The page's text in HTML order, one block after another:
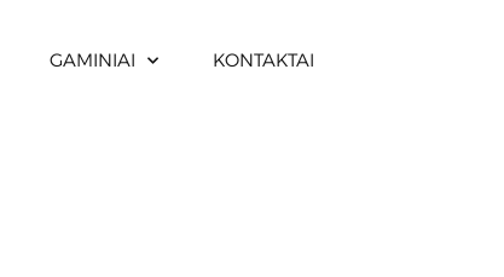
GAMINIAI KONTAKTAI